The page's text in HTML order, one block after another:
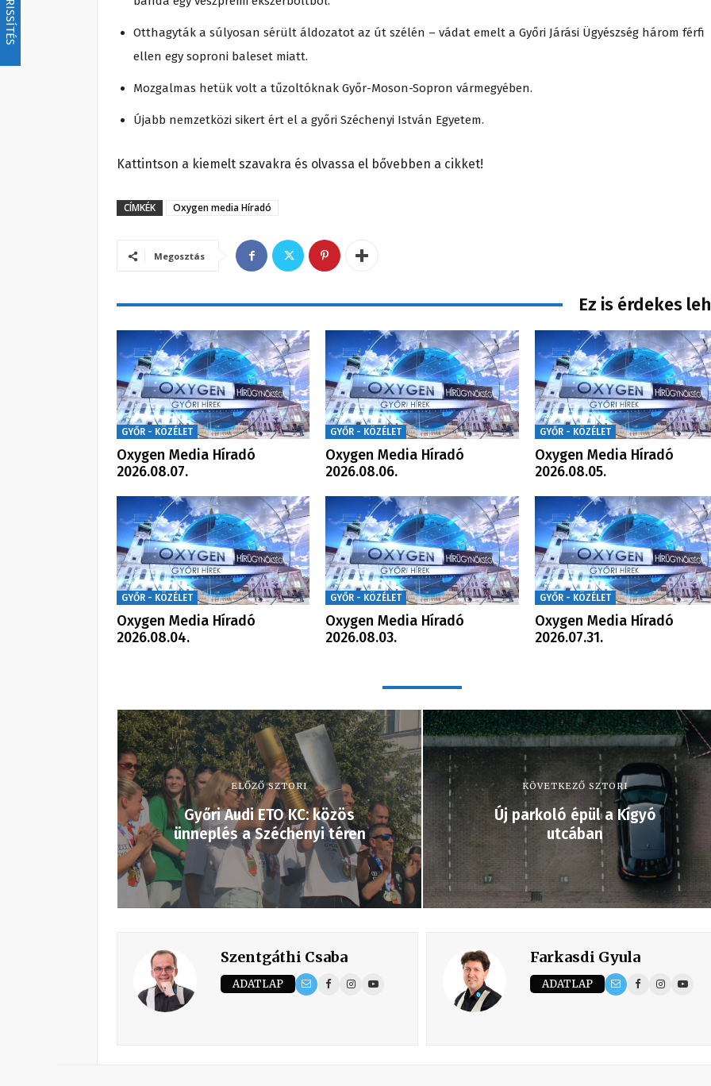
FRISSÍTÉS
Otthagyták a súlyosan sérült áldozatot az út szélén – vádat emelt a Győri Járási Ügyészség három férfi
ellen egy soproni baleset miatt.
Mozgalmas hetük volt a tűzoltóknak Győr-Moson-Sopron vármegyében.
Újabb nemzetközi sikert ért el a győri Széchenyi István Egyetem.
Kattintson a kiemelt szavakra és olvassa el bővebben a cikket!
CÍMKÉK Oxygen media Híradó
Megosztás
Ez is érdekes
GYŐR - KÖZÉLET
Oxygen Media Híradó
2026.08.07.
GYŐR - KÖZÉLET
Oxygen Media Híradó
2026.08.06.
GYŐR - KÖZÉLET
Oxygen Media Híradó
2026.08.05.
GYŐR - KÖZÉLET
Oxygen Media Híradó
2026.08.04.
GYŐR - KÖZÉLET
Oxygen Media Híradó
2026.08.03.
GYŐR - KÖZÉLET
Oxygen Media Híradó
2026.07.31.
ELŐZŐ SZTORI
Győri Audi ETO KC: közös
ünneplés a Széchenyi téren
KÖVETKEZŐ SZTORI
Új parkoló épül a Kígyó
utcában
Szentgáthi Csaba
ADATLAP
Farkasdi Gyula
ADATLAP